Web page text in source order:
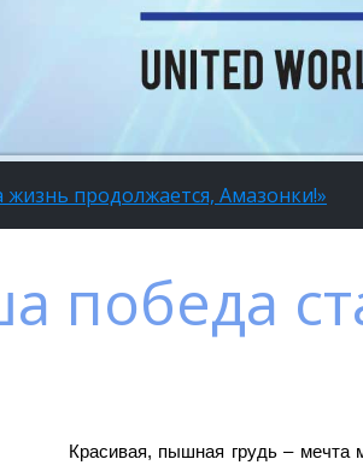
жизнь продолжается, Амазонки!»
победа
Красивая, пышная грудь – мечта